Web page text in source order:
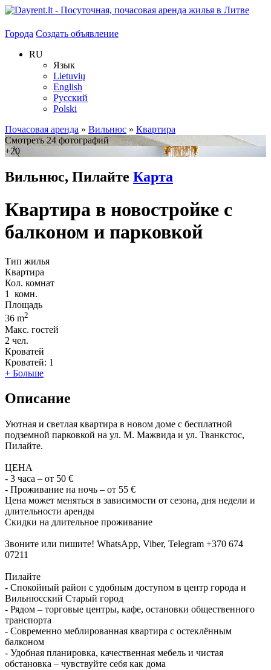
Города Создать объявление
RU
Язык
Lietuvių
English
Русский
Polski
Почасовая аренда » Вильнюс » Квартира
Смотреть 24 фотографий
+20
Вильнюс, Пилайте Карта
Квартира в новостройке с
балконом и парковкой
Тип жилья
Квартира
Кол. комнат
1
комн.
Площадь
36 m2
Макс. гостей
2 чел.
Кроватей
Кроватей: 1
+ Больше
Описание
Уютная и светлая квартира в новом доме с бесплатной
подземной парковкой на ул. М. Мажвида и ул. Тванкстос,
Пилайте.
ЦЕНА
- 3 часа – от 50 €
- Проживание на ночь – от 55 €
Цена может меняться в зависимости от сезона, дня недели и
длительности аренды
Скидки на длительное проживание
Звоните или пишите! WhatsApp, Viber, Telegram +370 674
07211
Пилайте
- Спокойный район с удобным доступом в центр города и
Вильнюсский Старый город
- Рядом – торговые центры, кафе, остановки общественного
транспорта
- Современно меблированная квартира с остеклённым
балконом
- Удобная планировка, качественная мебель и чистая
обстановка – чувствуйте себя как дома